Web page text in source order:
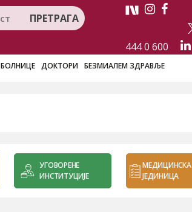
ПРЕТРАГА
444 0 600
БОЛНИЦЕ ДОКТОРИ БЕЗМИАЛЕМ ЗДРАВЉЕ
УГОВОРЕНЕ
ИНСТИТУЦИЈЕ
МЕДИЦИНСКА
ЈЕДИНИЦА